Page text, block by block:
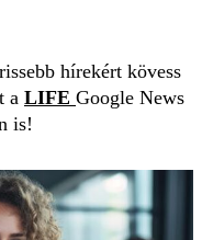
hírekért kövess
a LIFE Google News
is!